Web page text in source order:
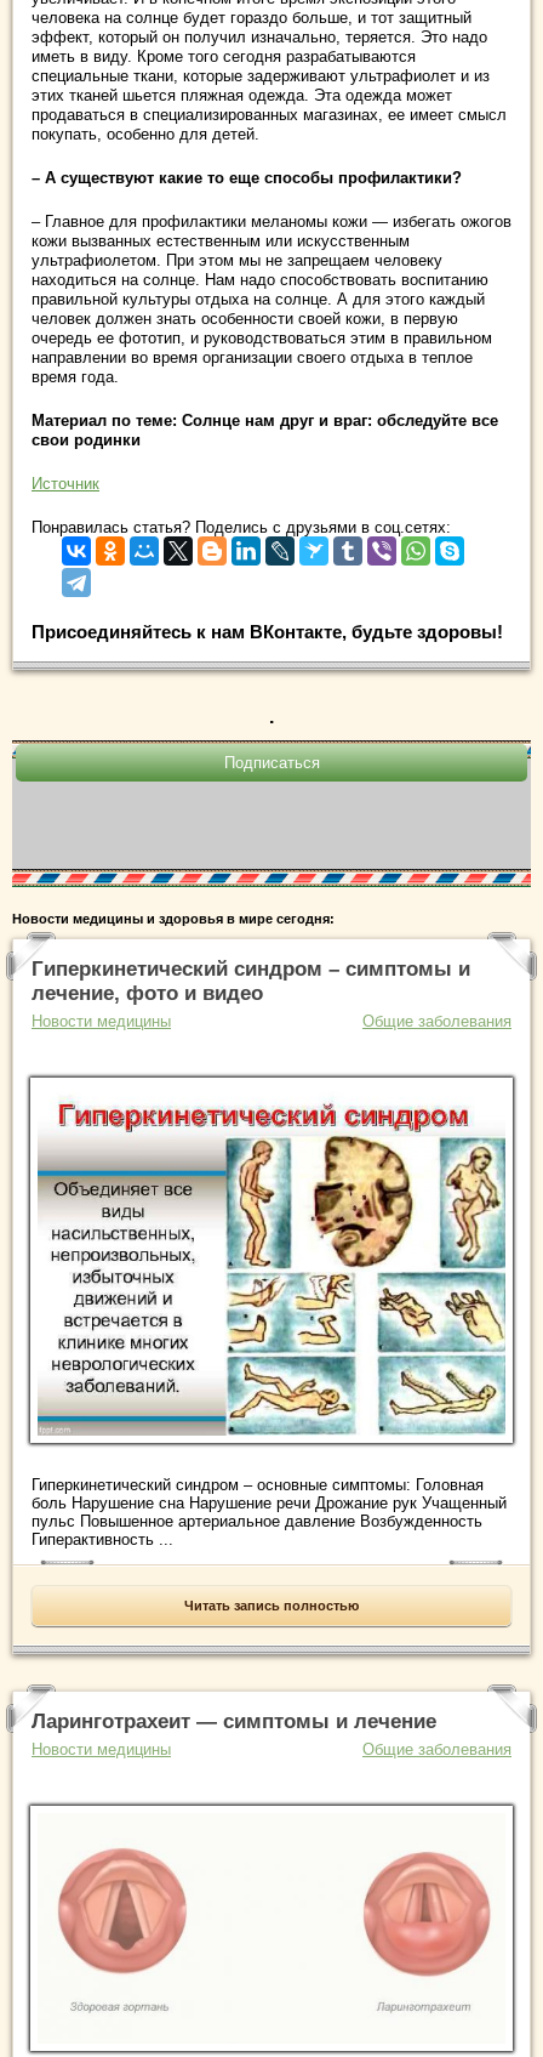
человека на солнце будет гораздо больше, и тот защитный
эффект, который он получил изначально, теряется. Это надо
иметь в виду. Кроме того сегодня разрабатываются
специальные ткани, которые задерживают ультрафиолет и из
этих тканей шьется пляжная одежда. Эта одежда может
продаваться в специализированных магазинах, ее имеет смысл
покупать, особенно для детей.
– А существуют какие то еще способы профилактики?
– Главное для профилактики меланомы кожи — избегать ожогов
кожи вызванных естественным или искусственным
ультрафиолетом. При этом мы не запрещаем человеку
находиться на солнце. Нам надо способствовать воспитанию
правильной культуры отдыха на солнце. А для этого каждый
человек должен знать особенности своей кожи, в первую
очередь ее фототип, и руководствоваться этим в правильном
направлении во время организации своего отдыха в теплое
время года.
Материал по теме: Cолнце нам друг и враг: обследуйте все
свои родинки
Источник
Понравилась статья? Поделись с друзьями в соц.сетях:
Присоединяйтесь к нам ВКонтакте, будьте здоровы!
.
Новости медицины и здоровья в мире сегодня:
Гиперкинетический синдром – симптомы и
лечение, фото и видео
Новости медицины Общие заболевания
Гиперкинетический синдром – основные симптомы: Головная
боль Нарушение сна Нарушение речи Дрожание рук Учащенный
пульс Повышенное артериальное давление Возбужденность
Гиперактивность ...
Читать запись полностью
Ларинготрахеит — симптомы и лечение
Новости медицины Общие заболевания